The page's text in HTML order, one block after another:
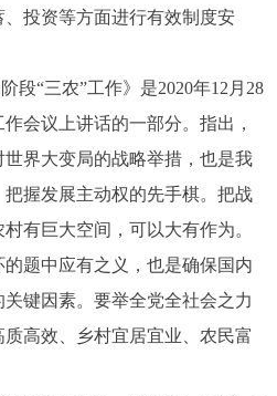
投资等方面进行有效制度安
段“三农”工作》是2020年12月28
会议上讲话的一部分。指出，
界大变局的战略举措，也是我
握发展主动权的先手棋。把战
有巨大空间，可以大有作为。
题中应有之义，也是确保国内
键因素。要举全党全社会之力
高效、乡村宜居宜业、农民富